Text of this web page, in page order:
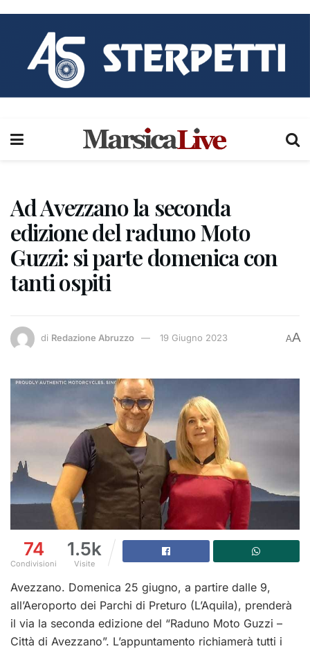
Ad Avezzano la seconda
edizione del raduno Moto
Guzzi: si parte domenica con
tanti ospiti
di Redazione Abruzzo 19 Giugno 2023 AA
74
Condivisioni
1.5k
Visite
Avezzano. Domenica 25 giugno, a partire dalle 9,
all’Aeroporto dei Parchi di Preturo (L’Aquila), prenderà
il via la seconda edizione del “Raduno Moto Guzzi –
Città di Avezzano”. L’appuntamento richiamerà tutti i